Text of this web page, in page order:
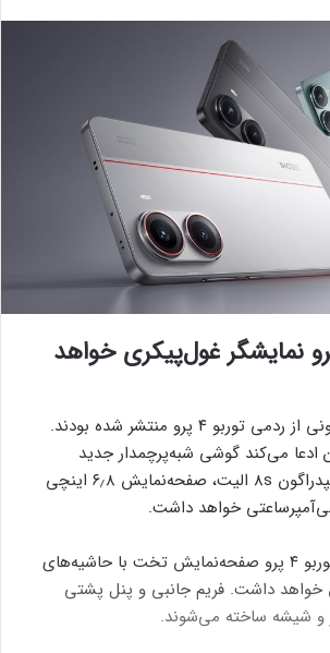
توربو ۴ پرو نمایشگر غول‌پیکری خواهد
پیش‌تر شایعات گوناگونی از ردمی توربو ۴ پرو منتشر شده بودند.
می‌کند گوشی شبه‌پرچمدار جدید
شیائومی تراشه‌ی اسنپدراگون 8s الیت، صفحه‌نمایش ۶٫۸ اینچی
DCS می‌گوید ردمی توربو ۴ پرو صفحه‌نمایش تخت با حاشیه‌های
خواهد داشت. فریم جانبی و پنل پشتی
و شیشه ساخته می‌شوند.